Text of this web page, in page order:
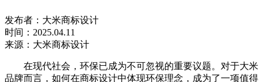
发布者：大米商标设计
时间：2025.04.11
来源：大米商标设计
在现代社会，环保已成为不可忽视的重要议题。对于大米
品牌而言，如何在商标设计中体现环保理念，成为了一项值得